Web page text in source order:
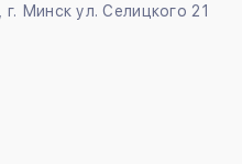
Минск ул. Селицкого 21